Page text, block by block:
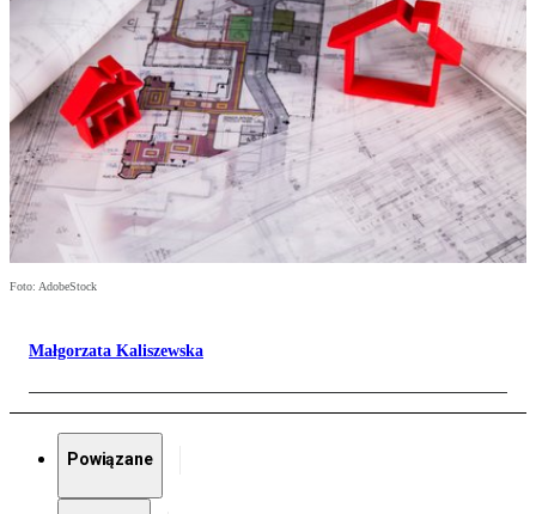
Foto: AdobeStock
Małgorzata Kaliszewska
Powiązane